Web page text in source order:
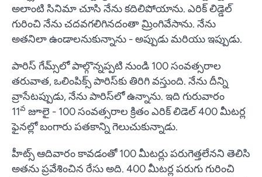
అలాంటి సినిమా చూసి నేను కదిలిపోయాను. ఎరిక్ లిడ్డెల్
గురించి నేను చదవగలిగినదంతా మ్రింగివేసాను. నేను
అతనిలా ఉండాలనుకున్నాను - అప్పుడు మరియు ఇప్పుడు.
పారిస్ గేమ్స్‌లో పాల్గొన్నప్పటి నుండి 100 సంవత్సరాల
తరువాత, ఒలింపిక్స్ పారిస్‌కు తిరిగి వస్తుంది. నేను దీన్ని
వ్రాసేటప్పుడు, నేను పారిస్‌లో ఉన్నాను. ఇది గురువారం
11వ జూలై - 100 సంవత్సరాల క్రితం ఎరిక్ లిడెల్ 400 మీటర్ల
ఫైనల్లో బంగారు పతకాన్ని గెలుచుకున్నాడు.
హీట్స్ ఆదివారం కావడంతో 100 మీటర్లు పరుగెత్తలేనని తెలిసి
అతను ప్రవేశించిన రేసు అది. 400 మీటర్ల పరుగు గురించి